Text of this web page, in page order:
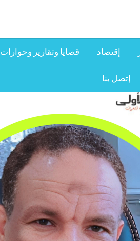
إقتصاد قضايا وتقارير وحوارات
إتصل بنا